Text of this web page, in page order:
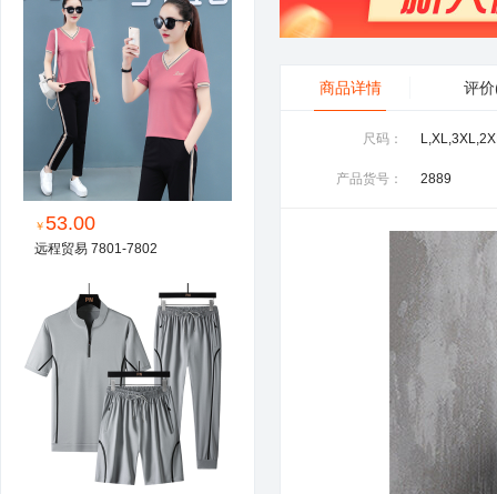
￥53.00
远程贸易 7801-7802
商品详情 评价
尺码：
产品货号： 2889